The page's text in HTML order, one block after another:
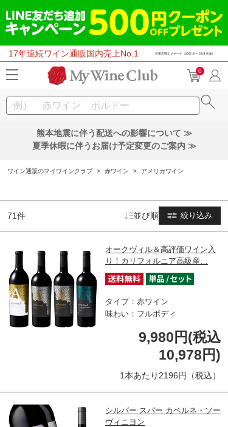
17年連続ワイン通販国内売上No.1
0
熊本地震に伴う配送への影響について ≫
夏季休暇に伴うお届け予定変更のご案内 ≫
ワイン通販のマイワインクラブ > 赤ワイン > アメリカワイン
71件 絞り込み
並び順
オークヴィル＆高評価ワイン入
り！カリフォルニア高級産…
タイプ：赤ワイン
味わい：フルボディ
9,980円(税込
10,978円)
1本あたり2196円（税込）
シルバー スパー カベルネ・ソー
ヴィニヨン